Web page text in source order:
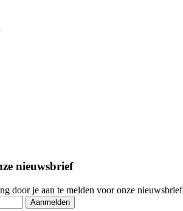
nieuwsbrief
door je aan te melden voor onze nieuwsbrief
Aanmelden